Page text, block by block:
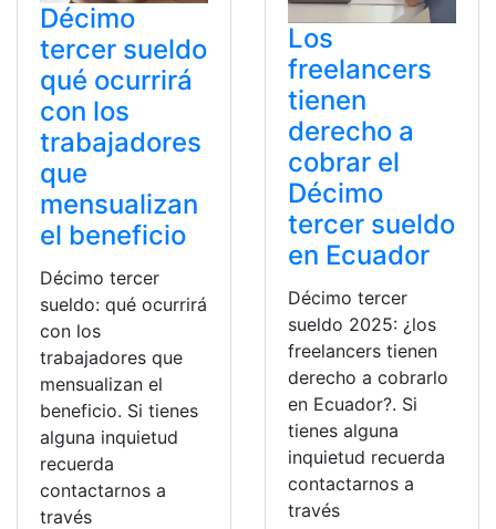
Décimo
tercer sueldo
qué ocurrirá
con los
trabajadores
que
mensualizan
el beneficio
Décimo tercer
sueldo: qué ocurrirá
con los
trabajadores que
mensualizan el
beneficio. Si tienes
alguna inquietud
recuerda
contactarnos a
través
Los
freelancers
tienen
derecho a
cobrar el
Décimo
tercer sueldo
en Ecuador
Décimo tercer
sueldo 2025: ¿los
freelancers tienen
derecho a cobrarlo
en Ecuador?. Si
tienes alguna
inquietud recuerda
contactarnos a
través